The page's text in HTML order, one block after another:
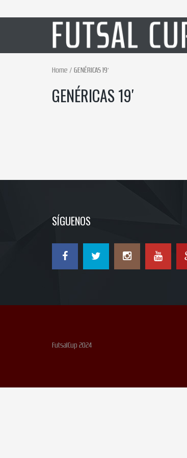
Home GENÉRICAS 19′
GENÉRICAS 19′
SÍGUENOS
FutsalCup 2024